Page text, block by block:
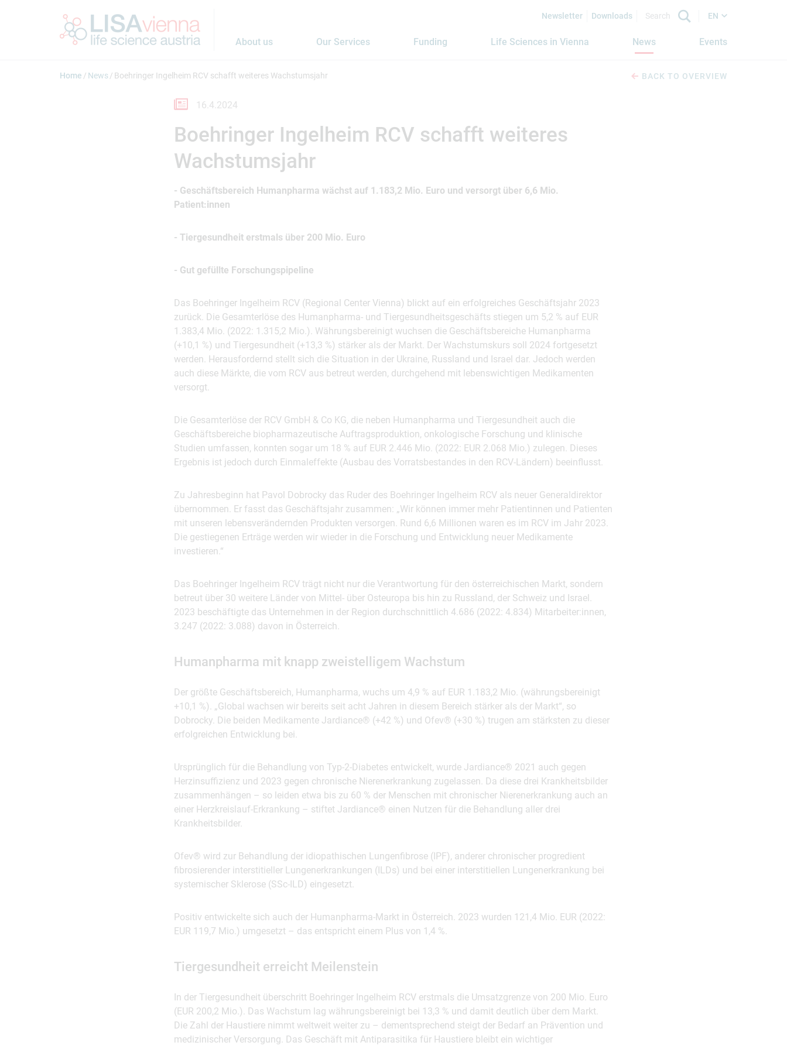
Newsletter Downloads EN
About us Our Services Funding Life Sciences in Vienna News Events
Home News Boehringer Ingelheim RCV schafft weiteres Wachstumsjahr BACK TO OVERVIEW
16.4.2024
Boehringer Ingelheim RCV schafft weiteres
Wachstumsjahr
- Geschäftsbereich Humanpharma wächst auf 1.183,2 Mio. Euro und versorgt über 6,6 Mio.
Patient:innen
- Tiergesundheit erstmals über 200 Mio. Euro
- Gut gefüllte Forschungspipeline
Das Boehringer Ingelheim RCV (Regional Center Vienna) blickt auf ein erfolgreiches Geschäftsjahr 2023
zurück. Die Gesamterlöse des Humanpharma- und Tiergesundheitsgeschäfts stiegen um 5,2 % auf EUR
1.383,4 Mio. (2022: 1.315,2 Mio.). Währungsbereinigt wuchsen die Geschäftsbereiche Humanpharma
(+10,1 %) und Tiergesundheit (+13,3 %) stärker als der Markt. Der Wachstumskurs soll 2024 fortgesetzt
werden. Herausfordernd stellt sich die Situation in der Ukraine, Russland und Israel dar. Jedoch werden
auch diese Märkte, die vom RCV aus betreut werden, durchgehend mit lebenswichtigen Medikamenten
versorgt.
Die Gesamterlöse der RCV GmbH & Co KG, die neben Humanpharma und Tiergesundheit auch die
Geschäftsbereiche biopharmazeutische Auftragsproduktion, onkologische Forschung und klinische
Studien umfassen, konnten sogar um 18 % auf EUR 2.446 Mio. (2022: EUR 2.068 Mio.) zulegen. Dieses
Ergebnis ist jedoch durch Einmaleffekte (Ausbau des Vorratsbestandes in den RCV-Ländern) beeinflusst.
Zu Jahresbeginn hat Pavol Dobrocky das Ruder des Boehringer Ingelheim RCV als neuer Generaldirektor
übernommen. Er fasst das Geschäftsjahr zusammen: „Wir können immer mehr Patientinnen und Patienten
mit unseren lebensverändernden Produkten versorgen. Rund 6,6 Millionen waren es im RCV im Jahr 2023.
Die gestiegenen Erträge werden wir wieder in die Forschung und Entwicklung neuer Medikamente
investieren.“
Das Boehringer Ingelheim RCV trägt nicht nur die Verantwortung für den österreichischen Markt, sondern
betreut über 30 weitere Länder von Mittel- über Osteuropa bis hin zu Russland, der Schweiz und Israel.
2023 beschäftigte das Unternehmen in der Region durchschnittlich 4.686 (2022: 4.834) Mitarbeiter:innen,
3.247 (2022: 3.088) davon in Österreich.
Humanpharma mit knapp zweistelligem Wachstum
Der größte Geschäftsbereich, Humanpharma, wuchs um 4,9 % auf EUR 1.183,2 Mio. (währungsbereinigt
+10,1 %). „Global wachsen wir bereits seit acht Jahren in diesem Bereich stärker als der Markt“, so
Dobrocky. Die beiden Medikamente Jardiance® (+42 %) und Ofev® (+30 %) trugen am stärksten zu dieser
erfolgreichen Entwicklung bei.
Ursprünglich für die Behandlung von Typ-2-Diabetes entwickelt, wurde Jardiance® 2021 auch gegen
Herzinsuffizienz und 2023 gegen chronische Nierenerkrankung zugelassen. Da diese drei Krankheitsbilder
zusammenhängen – so leiden etwa bis zu 60 % der Menschen mit chronischer Nierenerkrankung auch an
einer Herzkreislauf-Erkrankung – stiftet Jardiance® einen Nutzen für die Behandlung aller drei
Krankheitsbilder.
Ofev® wird zur Behandlung der idiopathischen Lungenfibrose (IPF), anderer chronischer progredient
fibrosierender interstitieller Lungenerkrankungen (ILDs) und bei einer interstitiellen Lungenerkrankung bei
systemischer Sklerose (SSc-ILD) eingesetzt.
Positiv entwickelte sich auch der Humanpharma-Markt in Österreich. 2023 wurden 121,4 Mio. EUR (2022:
EUR 119,7 Mio.) umgesetzt – das entspricht einem Plus von 1,4 %.
Tiergesundheit erreicht Meilenstein
In der Tiergesundheit überschritt Boehringer Ingelheim RCV erstmals die Umsatzgrenze von 200 Mio. Euro
(EUR 200,2 Mio.). Das Wachstum lag währungsbereinigt bei 13,3 % und damit deutlich über dem Markt.
Die Zahl der Haustiere nimmt weltweit weiter zu – dementsprechend steigt der Bedarf an Prävention und
medizinischer Versorgung. Das Geschäft mit Antiparasitika für Haustiere bleibt ein wichtiger